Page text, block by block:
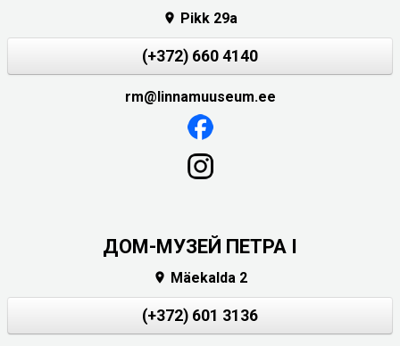
 Pikk 29a
(+372) 660 4140
rm@linnamuuseum.ee
ДОМ-МУЗЕЙ ПЕТРА I
 Mäekalda 2
(+372) 601 3136